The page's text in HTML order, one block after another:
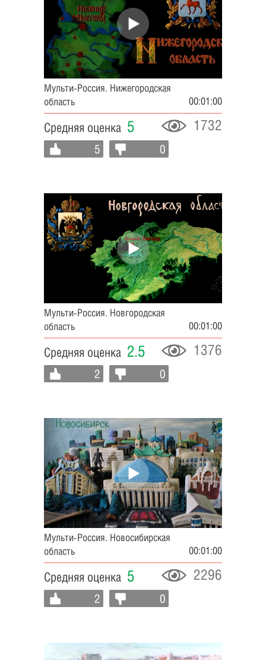
Мульти-Россия. Нижегородская
область
00:01:00
Средняя оценка 5 1732
5 0
Мульти-Россия. Новгородская
область
00:01:00
Средняя оценка 2.5 1376
2 0
Мульти-Россия. Новосибирская
область
00:01:00
Средняя оценка 5 2296
2 0